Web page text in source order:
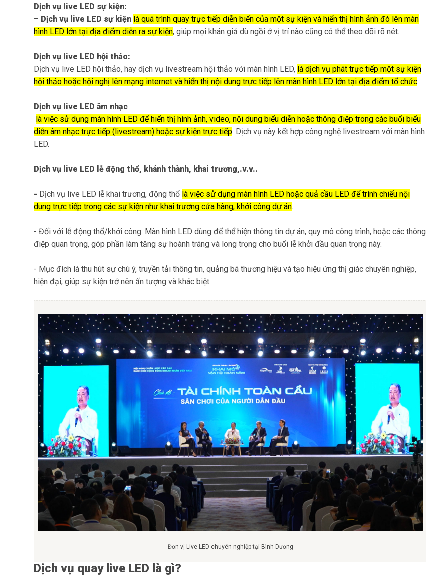
Dịch vụ live LED sự kiện:
– Dịch vụ live LED sự kiện là quá trình quay trực tiếp diễn biến của một sự kiện và hiển thị hình ảnh đó lên màn
hình LED lớn tại địa điểm diễn ra sự kiện, giúp mọi khán giả dù ngồi ở vị trí nào cũng có thể theo dõi rõ nét.
Dịch vụ live LED hội thảo:
Dịch vụ live LED hội thảo, hay dịch vụ livestream hội thảo với màn hình LED, là dịch vụ phát trực tiếp một sự kiện
hội thảo hoặc hội nghị lên mạng internet và hiển thị nội dung trực tiếp lên màn hình LED lớn tại địa điểm tổ chức.
Dịch vụ live LED âm nhạc
là việc sử dụng màn hình LED để hiển thị hình ảnh, video, nội dung biểu diễn hoặc thông điệp trong các buổi biểu
diễn âm nhạc trực tiếp (livestream) hoặc sự kiện trực tiếp. Dịch vụ này kết hợp công nghệ livestream với màn hình
LED.
Dịch vụ live LED lễ động thổ, khánh thành, khai trương,.v.v..
- Dịch vụ live LED lễ khai trương, động thổ là việc sử dụng màn hình LED hoặc quả cầu LED để trình chiếu nội
dung trực tiếp trong các sự kiện như khai trương cửa hàng, khởi công dự án.
-Đối với lễ động thổ/khởi công: Màn hình LED dùng để thể hiện thông tin dự án, quy mô công trình, hoặc các thông
điệp quan trọng, góp phần làm tăng sự hoành tráng và long trọng cho buổi lễ khởi đầu quan trọng này.
- Mục đích là thu hút sự chú ý, truyền tải thông tin, quảng bá thương hiệu và tạo hiệu ứng thị giác chuyên nghiệp,
hiện đại, giúp sự kiện trở nên ấn tượng và khác biệt.
Đơn vị Live LED chuyên nghiệp tại Bình Dương
Dịch vụ quay live LED là gì?